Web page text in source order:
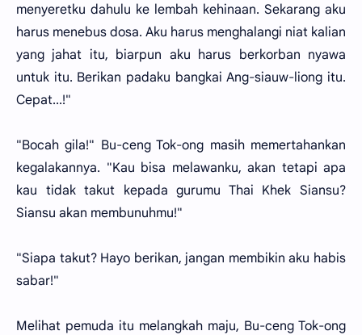
menyeretku dahulu ke lembah kehinaan. Sekarang aku
harus menebus dosa. Aku harus menghalangi niat kalian
yang jahat itu, biarpun aku harus berkorban nyawa
untuk itu. Berikan padaku bangkai Ang-siauw-liong itu.
Cepat...!"
"Bocah gila!" Bu-ceng Tok-ong masih memertahankan
kegalakannya. "Kau bisa melawanku, akan tetapi apa
kau tidak takut kepada gurumu Thai Khek Siansu?
Siansu akan membunuhmu!"
"Siapa takut? Hayo berikan, jangan membikin aku habis
sabar!"
Melihat pemuda itu melangkah maju, Bu-ceng Tok-ong